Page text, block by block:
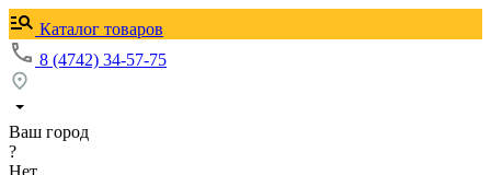
Каталог товаров
8 (4742) 34-57-75
Ваш город
?
Нет